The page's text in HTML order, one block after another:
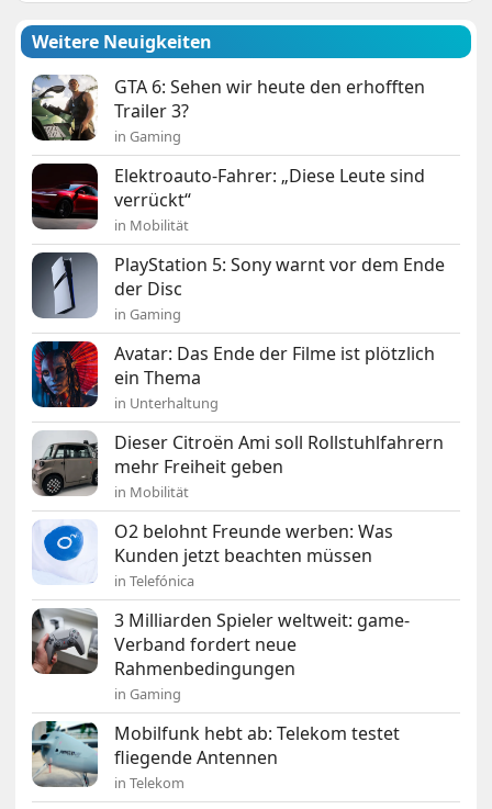
Weitere Neuigkeiten
GTA 6: Sehen wir heute den erhofften
Trailer 3?
in Gaming
Elektroauto-Fahrer: „Diese Leute sind
verrückt“
in Mobilität
PlayStation 5: Sony warnt vor dem Ende
der Disc
in Gaming
Avatar: Das Ende der Filme ist plötzlich
ein Thema
in Unterhaltung
Dieser Citroën Ami soll Rollstuhlfahrern
mehr Freiheit geben
in Mobilität
O2 belohnt Freunde werben: Was
Kunden jetzt beachten müssen
in Telefónica
3 Milliarden Spieler weltweit: game-
Verband fordert neue
Rahmenbedingungen
in Gaming
Mobilfunk hebt ab: Telekom testet
fliegende Antennen
in Telekom